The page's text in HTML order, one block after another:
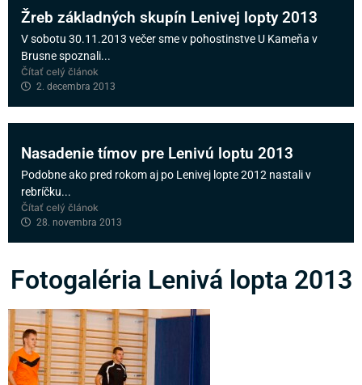
Žreb základných skupín Lenivej lopty 2013
V sobotu 30.11.2013 večer sme v pohostinstve U Kameňa v
Brusne spoznali...
Čítať celý článok
2. decembra 2013
Nasadenie tímov pre Lenivú loptu 2013
Podobne ako pred rokom aj po Lenivej lopte 2012 nastali v
rebríčku...
Čítať celý článok
28. novembra 2013
Fotogaléria Lenivá lopta 2013